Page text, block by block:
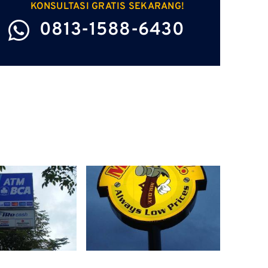
KONSULTASI GRATIS SEKARANG!
0813-1588-6430